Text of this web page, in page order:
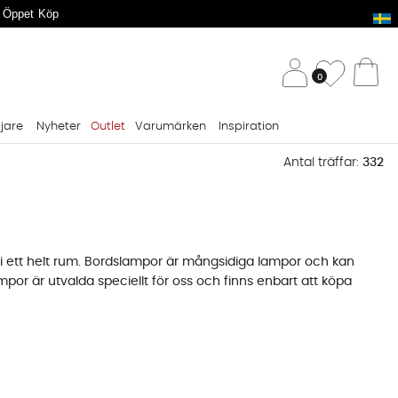
Köp
0
Nyheter Outlet Varumärken Inspiration
Antal träffar: 332
helt rum. Bordslampor är mångsidiga lampor och kan
är utvalda speciellt för oss och finns enbart att köpa
som PR Home, House Doctor och Madam Stolz.